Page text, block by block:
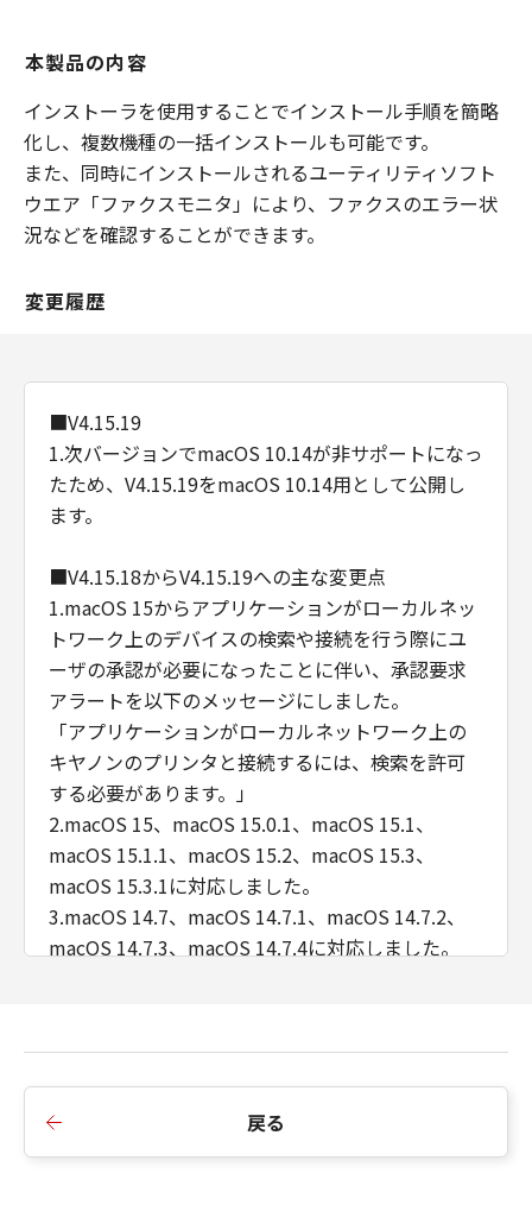
本製品の内容
インストーラを使用することでインストール手順を簡略
化し、複数機種の一括インストールも可能です。
また、同時にインストールされるユーティリティソフト
ウエア「ファクスモニタ」により、ファクスのエラー状
況などを確認することができます。
変更履歴
■V4.15.19
1.次バージョンでmacOS 10.14が非サポートになっ
たため、V4.15.19をmacOS 10.14用として公開し
ます。
■V4.15.18からV4.15.19への主な変更点
1.macOS 15からアプリケーションがローカルネッ
トワーク上のデバイスの検索や接続を行う際にユ
ーザの承認が必要になったことに伴い、承認要求
アラートを以下のメッセージにしました。
「アプリケーションがローカルネットワーク上の
キヤノンのプリンタと接続するには、検索を許可
する必要があります。」
2.macOS 15、macOS 15.0.1、macOS 15.1、
macOS 15.1.1、macOS 15.2、macOS 15.3、
macOS 15.3.1に対応しました。
3.macOS 14.7、macOS 14.7.1、macOS 14.7.2、
macOS 14.7.3、macOS 14.7.4に対応しました。
C5160F/ C5150F/ C5140F、imageFORCE 6170/
6160に対応しました。
戻る